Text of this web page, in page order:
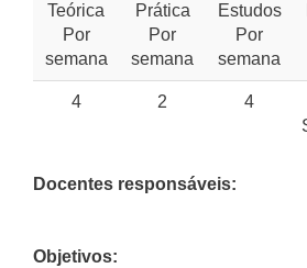
Teórica
Por
semana
Prática
Por
semana
Estudos
Por
semana
4 2 4
Docentes responsáveis:
Objetivos: